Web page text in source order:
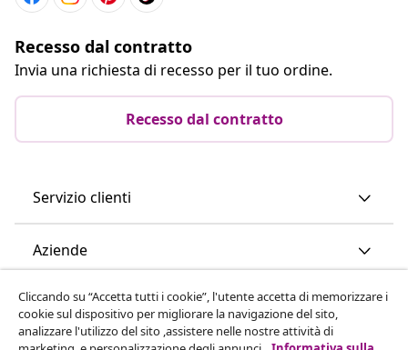
Recesso dal contratto
Invia una richiesta di recesso per il tuo ordine.
Recesso dal contratto
Servizio clienti
Aziende
vidaXL
Cliccando su “Accetta tutti i cookie”, l'utente accetta di memorizzare i
cookie sul dispositivo per migliorare la navigazione del sito,
analizzare l'utilizzo del sito ,assistere nelle nostre attività di